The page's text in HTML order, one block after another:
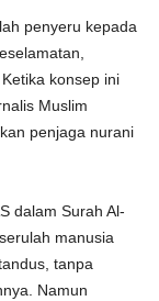
penyeru kepada
konsep ini
Muslim
penjaga nurani
dalam Surah Al-
manusia
tanpa
Namun